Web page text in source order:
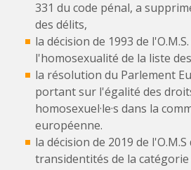
331 du code pénal, a
des délits,
la décision de 1993 de
l'homosexualité de la liste
la résolution du Parlement
portant sur l'égalité des
homosexuel·le·s dans la
européenne.
la décision de 2019 de
transidentités de la